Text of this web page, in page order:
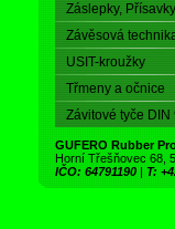
Záslepky,
Závěsová
USIT-kroužky
Třmeny a očnice
Závitové tyče DIN
GUFERO Rubber
Horní Třešňovec 68,
IČO: 64791190 | T: